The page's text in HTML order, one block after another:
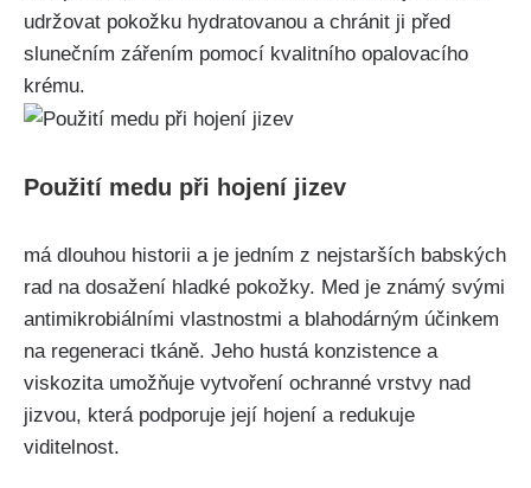
⁢udržovat ​pokožku hydratovanou a⁤ chránit ji před
slunečním zářením pomocí kvalitního ‌opalovacího
krému.
Použití medu při⁢ hojení jizev
⁣má dlouhou historii a je jedním z nejstarších babských‍
rad na ⁤dosažení‍ hladké pokožky.​ Med je známý ​svými
antimikrobiálními vlastnostmi a blahodárným‌ účinkem
na regeneraci tkáně. Jeho​ hustá konzistence‌ a
viskozita umožňuje vytvoření ochranné vrstvy‌ nad
jizvou, která podporuje její ⁤hojení a redukuje
viditelnost.